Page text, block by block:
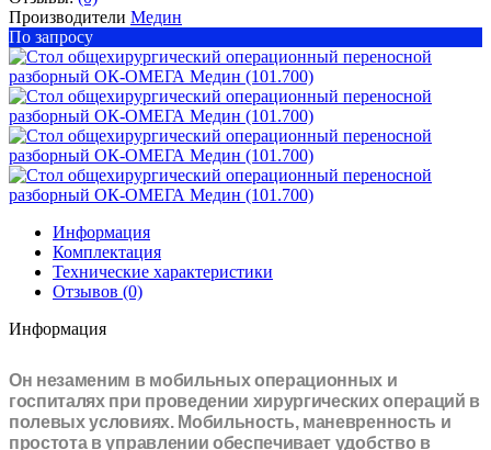
Производители Медин
По запросу
Информация
Комплектация
Технические характеристики
Отзывов (0)
Информация
Он незаменим в мобильных операционных и
госпиталях при проведении хирургических операций в
полевых условиях. Мобильность, маневренность и
простота в управлении обеспечивает удобство в